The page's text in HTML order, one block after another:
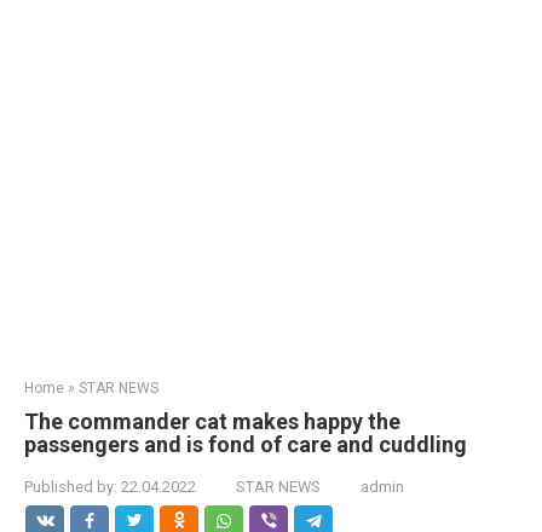
Home » STAR NEWS
The commander cat makes happy the
passengers and is fond of care and cuddling
Published by: 22.04.2022 STAR NEWS admin